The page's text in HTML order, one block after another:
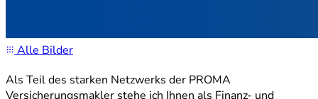
Alle Bilder
Als Teil des starken Netzwerks der PROMA
Versicherungsmakler stehe ich Ihnen als Finanz- und